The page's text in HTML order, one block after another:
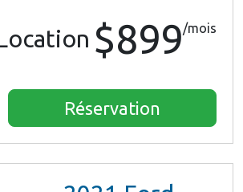
$899/mois
Réservation